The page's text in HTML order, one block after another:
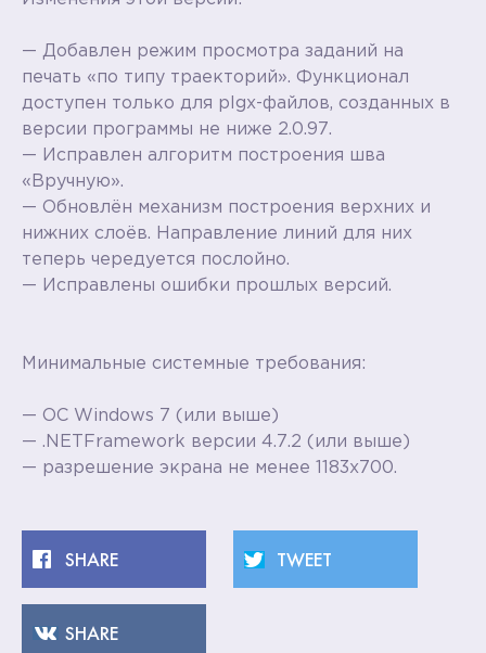
— Добавлен режим просмотра заданий на
печать «по типу траекторий». Функционал
доступен только для plgx-файлов, созданных в
версии программы не ниже 2.0.97.
— Исправлен алгоритм построения шва
«Вручную».
— Обновлён механизм построения верхних и
нижних слоёв. Направление линий для них
теперь чередуется послойно.
— Исправлены ошибки прошлых версий.
Минимальные системные требования:
— ОС Windows 7 (или выше)
— .NETFramework версии 4.7.2 (или выше)
— разрешение экрана не менее 1183х700.